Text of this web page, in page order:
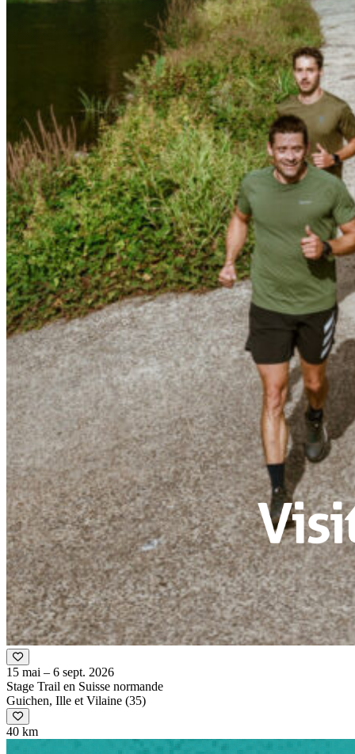
15 mai – 6 sept. 2026
Stage Trail en Suisse normande
Guichen, Ille et Vilaine (35)
40 km